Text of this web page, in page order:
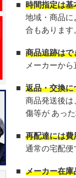
■ 時間指定は基
地域・商品に
合もあります
■ 商品追跡はで
メーカーから
■ 返品・交換に
商品発送後
傷等が あっ
■ 再配達には費
通常の宅配便
■ メーカー在庫